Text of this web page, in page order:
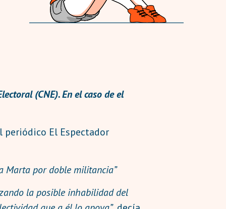
(CNE). En el caso de el
El Espectador
Marta por doble militancia”
la posible inhabilidad del